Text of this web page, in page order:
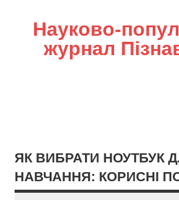
Науково-
журнал
ЯК ВИБРАТИ НОУТБУК
НАВЧАННЯ: КОРИСНІ